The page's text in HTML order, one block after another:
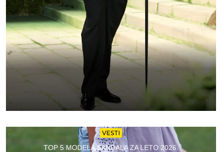
VESTI
TOP 5 MODELA SANDALA ZA LETO 2026.